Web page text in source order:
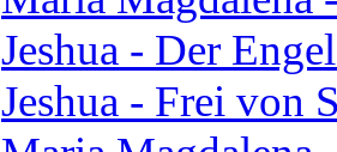
Jeshua - Der
Jeshua - Frei von